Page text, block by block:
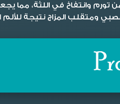
تورم وانتفاخ في اللثة، مما
ومتقلب المزاج نتيجة للألم